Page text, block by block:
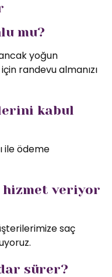
mu?
yoğun
randevu almanızı
kabul
ile ödeme
veriyor
saç
sürer?